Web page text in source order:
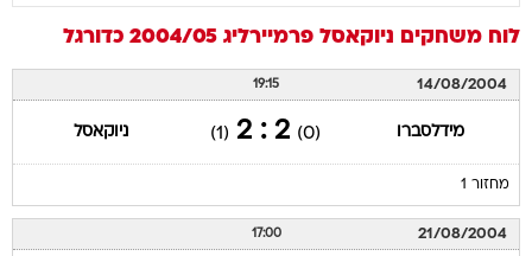
לוח משחקים ניוקאסל פרמיירליג 2004/05 כדורגל
14/08/2004
19:15
מידלסברו (0)
2 : 2
(1) ניוקאסל
מחזור 1
21/08/2004
17:00